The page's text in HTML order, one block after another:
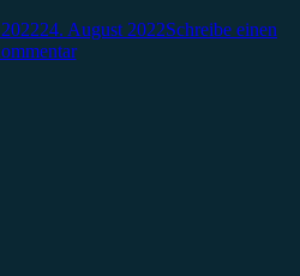
24. August 2022Schreibe einen